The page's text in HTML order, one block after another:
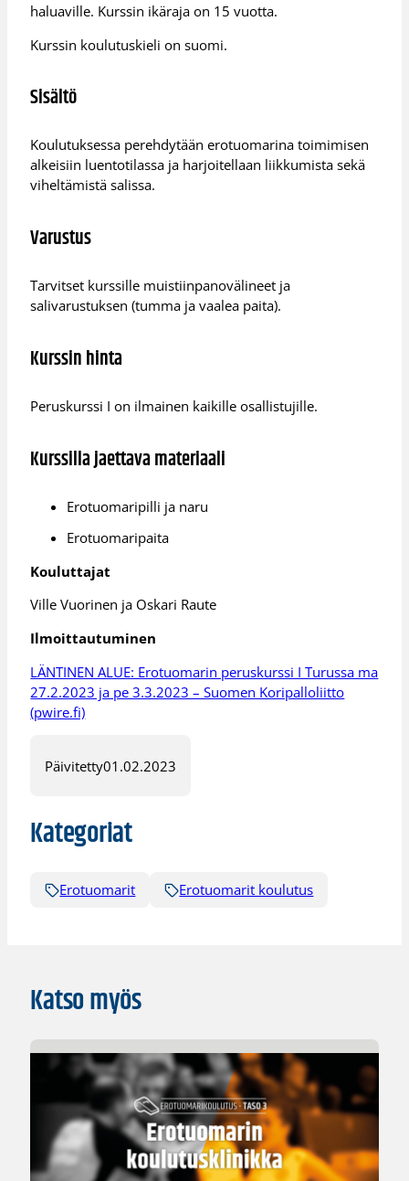
haluaville. Kurssin ikäraja on 15 vuotta.
Kurssin koulutuskieli on suomi.
Sisältö
Koulutuksessa perehdytään erotuomarina toimimisen
alkeisiin luentotilassa ja harjoitellaan liikkumista sekä
viheltämistä salissa.
Varustus
Tarvitset kurssille muistiinpanovälineet ja
salivarustuksen (tumma ja vaalea paita).
Kurssin hinta
Peruskurssi I on ilmainen kaikille osallistujille.
Kurssilla jaettava materiaali
Erotuomaripilli ja naru
Erotuomaripaita
Kouluttajat
Ville Vuorinen ja Oskari Raute
Ilmoittautuminen
LÄNTINEN ALUE: Erotuomarin peruskurssi I Turussa ma
27.2.2023 ja pe 3.3.2023 – Suomen Koripalloliitto
(pwire.fi)
Päivitetty01.02.2023
Kategoriat
Erotuomarit Erotuomarit koulutus
Katso myös